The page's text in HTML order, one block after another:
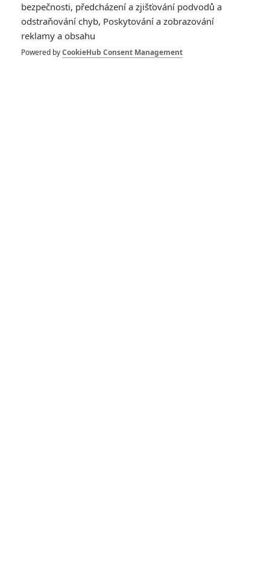
bezpečnosti, předcházení a zjišťování podvodů a
odstraňování chyb, Poskytování a zobrazování
reklamy a obsahu
Powered byCookieHub Consent Management